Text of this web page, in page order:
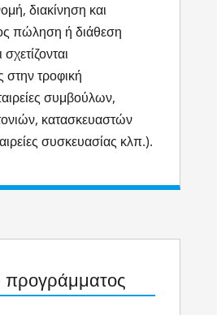
διακίνηση και
πώληση ή διάθεση
στην τροφική
συμβούλων,
κατασκευαστών
συσκευασίας κλπ.).
προγράμματος